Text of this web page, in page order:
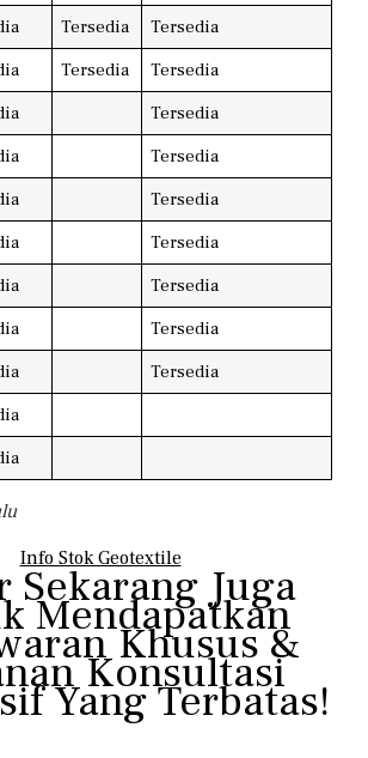
Tersedia
Tersedia
Tersedia
Tersedia
Tersedia
Tersedia
Tersedia
Tersedia
Tersedia
Tersedia
Tersedia
Info Stok Geotextile
Sekarang Juga
Mendapatkan
Khusus &
Konsultasi
Yang Terbatas!